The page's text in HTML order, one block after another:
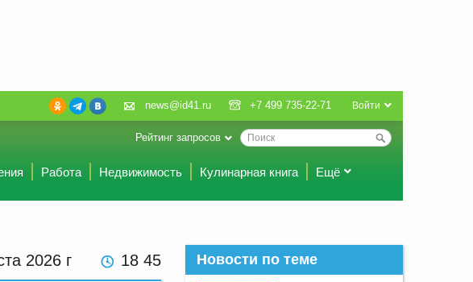
Войти
news@id41.ru +7 499 735-22-71
Рейтинг запросов
Работа Недвижимость Кулинарная книга Ещё
2026 г 18 45 Новости по теме